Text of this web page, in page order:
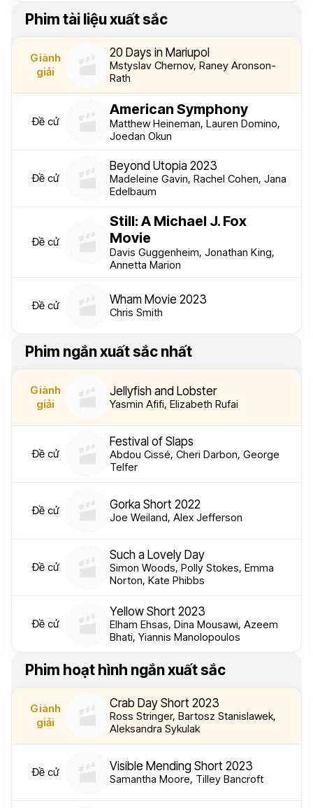
Phim tài liệu xuất sắc
Giành
giải
20 Days in Mariupol
Mstyslav Chernov, Raney Aronson-
Rath
Đề cử
American Symphony
Matthew Heineman, Lauren Domino,
Joedan Okun
Đề cử
Beyond Utopia 2023
Madeleine Gavin, Rachel Cohen, Jana
Edelbaum
Đề cử
Still: A Michael J. Fox
Movie
Davis Guggenheim, Jonathan King,
Annetta Marion
Đề cử Wham Movie 2023
Chris Smith
Phim ngắn xuất sắc nhất
Giành
giải
Jellyfish and Lobster
Yasmin Afifi, Elizabeth Rufai
Đề cử
Festival of Slaps
Abdou Cissé, Cheri Darbon, George
Telfer
Đề cử Gorka Short 2022
Joe Weiland, Alex Jefferson
Đề cử
Such a Lovely Day
Simon Woods, Polly Stokes, Emma
Norton, Kate Phibbs
Đề cử
Yellow Short 2023
Elham Ehsas, Dina Mousawi, Azeem
Bhati, Yiannis Manolopoulos
Phim hoạt hình ngắn xuất sắc
Giành
giải
Crab Day Short 2023
Ross Stringer, Bartosz Stanislawek,
Aleksandra Sykulak
Đề cử Visible Mending Short 2023
Samantha Moore, Tilley Bancroft